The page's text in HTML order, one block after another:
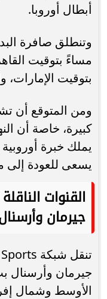
أبطال أوروبا.
وتنطلق صافرة
مساءً بتوقيت
بتوقيت
ومن المتوقع أن
كبيرة، خاصة أن
يملك خبرة
يسعى للعودة إلى
القنوات
جيرمان
جيرمان وأرسنال
الأوسط وشمال